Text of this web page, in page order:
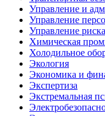
Управление и
Управление
Управление
Химическая
Холодильное
Экология
Экономика и
Экспертиза
Экстремальная